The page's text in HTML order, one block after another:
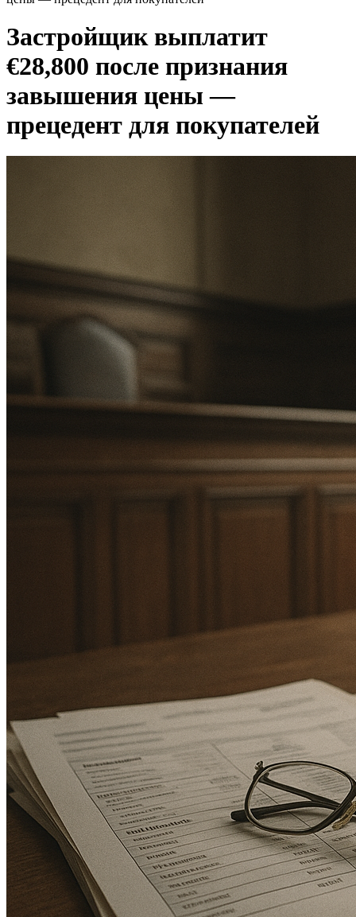
Застройщик выплатит
€28,800 после признания
завышения цены —
прецедент для покупателей